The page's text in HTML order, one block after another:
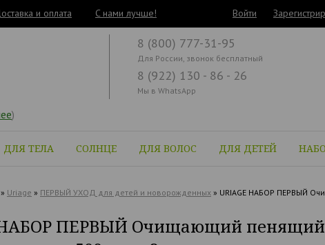
и оплата C нами лучше! Войти
)
ДЛЯ ТЕЛА СОЛНЦЕ ДЛЯ ВОЛОС ДЛЯ ДЕТЕЙ
8 (800) 777-31-95
Для России, звонок бесплатный
8 (922) 130 - 86 - 26
Мы в WhatsApp
» Uriage » ПЕРВЫЙ УХОД для детей и новорожденных » URIAGE НАБОР ПЕРВЫЙ
НАБОР ПЕРВЫЙ Очищающий